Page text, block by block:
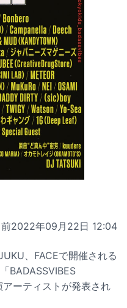
2022年09月22日 12:04
、FACEで開催される
BADASSVIBES
ーティストが発表され